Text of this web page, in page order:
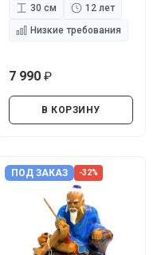
30 см
12 лет
Низкие требования
7 990
В КОРЗИНУ
ПОД ЗАКАЗ -32%